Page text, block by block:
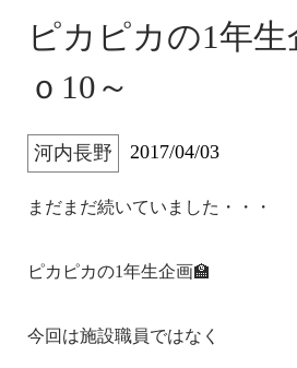
ピカピカの1年
ｏ10～
河内長野 2017/04/03
まだまだ続いていました・・・
ピカピカの1年生企画🏫
今回は施設職員ではなく